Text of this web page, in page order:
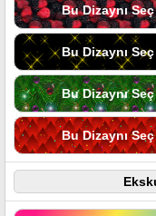
Bu Dizaynı Seç
Bu Dizaynı Seç
Bu Dizaynı Seç
Bu Dizaynı Seç